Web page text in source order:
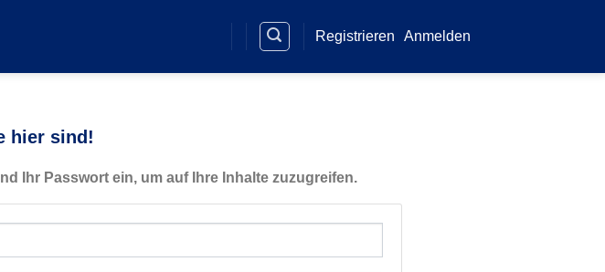
Registrieren Anmelden
hier sind!
Ihr Passwort ein, um auf Ihre Inhalte zuzugreifen.